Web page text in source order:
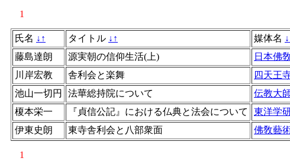
1
氏名 ↓ ↑ タイトル ↓ ↑ 媒体名 ↓
藤島達朗
源実朝の信仰生活(上) 日本佛
川岸宏教
舎利会と楽舞 四天王
池山一切円
法華総持院について 伝教大
榎本栄一
『貞信公記』における仏典と法会について 東洋学
伊東史朗
東寺舎利会と八部衆面 佛敎藝
1